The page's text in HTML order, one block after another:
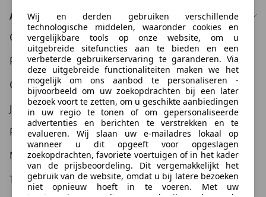
AutoScout24
Over AutoScout24
Pers
Carrière
Juridische informatie
Privacy
Media
Toegankelijkheidsverklaring
Wij en derden gebruiken verschillende
technologische middelen, waaronder cookies en
vergelijkbare tools op onze website, om u
uitgebreide sitefuncties aan te bieden en een
verbeterde gebruikerservaring te garanderen. Via
deze uitgebreide functionaliteiten maken we het
mogelijk om ons aanbod te personaliseren -
bijvoorbeeld om uw zoekopdrachten bij een later
bezoek voort te zetten, om u geschikte aanbiedingen
in uw regio te tonen of om gepersonaliseerde
advertenties en berichten te verstrekken en te
evalueren. Wij slaan uw e-mailadres lokaal op
wanneer u dit opgeeft voor opgeslagen
zoekopdrachten, favoriete voertuigen of in het kader
van de prijsbeoordeling. Dit vergemakkelijkt het
gebruik van de website, omdat u bij latere bezoeken
niet opnieuw hoeft in te voeren. Met uw